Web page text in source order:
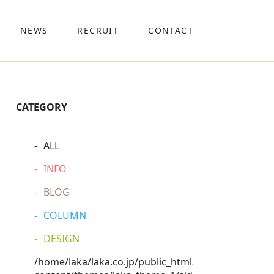
NEWS RECRUIT CONTACT
CATEGORY
ALL
INFO
BLOG
COLUMN
DESIGN
/home/laka/laka.co.jp/public_html/wp-